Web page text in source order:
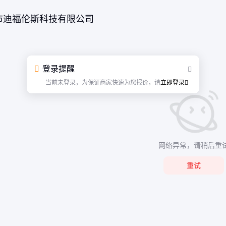
迪福伦斯科技有限公司
登录提醒
当前未登录，为保证商家快速为您报价，请立即登录
网络异常，请稍后重
重试